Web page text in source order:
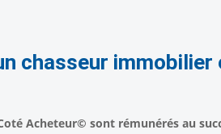
chasseur immobilier
Acheteur© sont rémunérés au